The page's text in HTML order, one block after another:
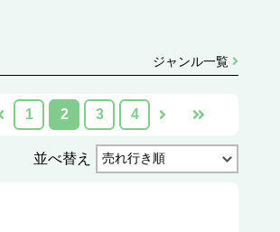
ジャンル一覧
1 2 3 4
並べ替え